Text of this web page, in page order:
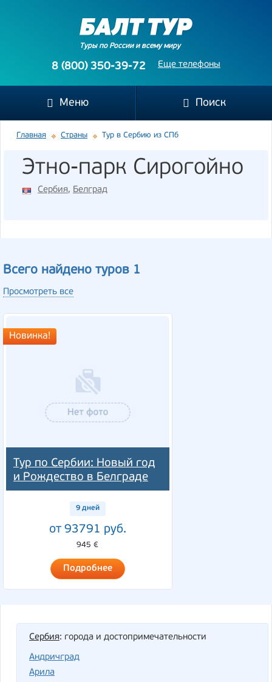
Туры по России и всему миру
Еще телефоны
8 (800) 350-39-72
Меню Поиск
Главная Страны Тур в Сербию из СПб
Этно-парк Сирогойно
Сербия, Белград
Всего найдено туров 1
Просмотреть все
Тур по Сербии: Новый год
и Рождество в Белграде
Новинка!
9 дней
от 93791 руб.
945 €
Подробнее
Сербия: города и достопримечательности
Андричград
Арила